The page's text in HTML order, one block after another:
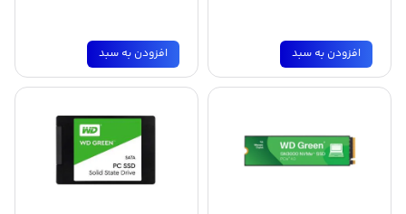
افزودن به سبد افزودن به سبد